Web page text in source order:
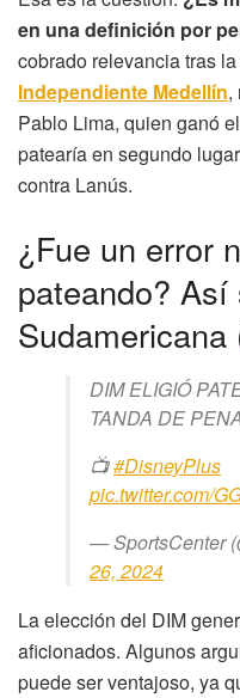
en una definición por
cobrado relevancia tras
Independiente Medellín,
Pablo Lima, quien ganó
patearía en segundo
contra Lanús.
¿Fue un error
pateando?
Sudamericana
DIM ELIGIÓ
TANDA DE
📺#DisneyPlus
pic.twitter.com/
— SportsCenter
26, 2024
La elección del DIM
aficionados. Algunos
puede ser ventajoso, ya